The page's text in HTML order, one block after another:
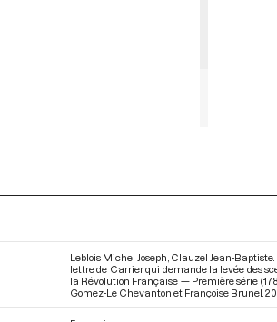
Leblois Michel Joseph, Clauzel Jean-
lettre de Carrier qui demande la levée des
la Révolution Française — Première série
Gomez-Le Chevanton et Françoise Brunel.